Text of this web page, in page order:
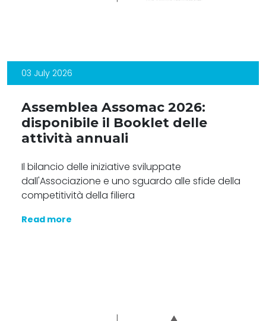
03 July 2026
Assemblea Assomac 2026:
disponibile il Booklet delle
attività annuali
Il bilancio delle iniziative sviluppate
dall'Associazione e uno sguardo alle sfide della
competitività della filiera
Read more